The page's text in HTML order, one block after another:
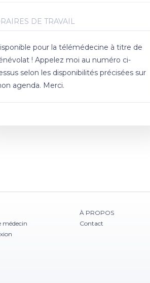
DE TRAVAIL
pour la télémédecine à titre de
! Appelez moi au numéro ci-
selon les disponibilités précisées sur
agenda. Merci.
médecin
À PROPOS
Contact